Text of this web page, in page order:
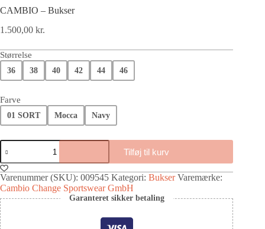
CAMBIO – Bukser
1.500,00 kr.
Størrelse
36 38 40 42 44 46
Farve
01 SORT Mocca Navy
Tilføj til kurv
Varenummer (SKU): 009545 Kategori: Bukser Varemærke:
Cambio Change Sportswear GmbH
Garanteret sikker betaling